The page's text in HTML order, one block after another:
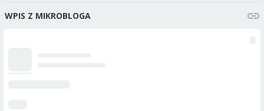
WPIS Z MIKROBLOGA